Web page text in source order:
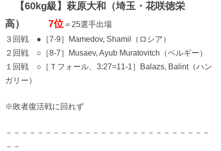
【60kg級】萩原大和（埼玉・花咲徳栄
高）
7位 ＝25選手出場
３回戦 ●［7-9］Mamedov, Shamil（ロシア）
２回戦 ○［8-7］Musaev, Ayub Muratovitch（ベルギー）
１回戦 ○［Ｔフォール、3:27=11-1］Balazs, Balint（ハン
ガリー）
※敗者復活戦に回れず
－－－－－－－－－－－－－－－－－－－－－－－－－－
－－